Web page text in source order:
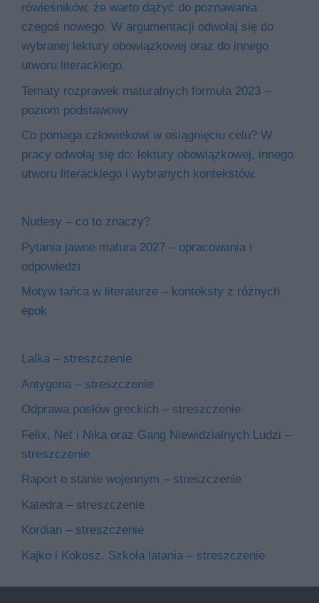
rówieśników, że warto dążyć do poznawania
czegoś nowego. W argumentacji odwołaj się do
wybranej lektury obowiązkowej oraz do innego
utworu literackiego.
Tematy rozprawek maturalnych formuła 2023 –
poziom podstawowy
Co pomaga człowiekowi w osiągnięciu celu? W
pracy odwołaj się do: lektury obowiązkowej, innego
utworu literackiego i wybranych kontekstów.
Nudesy – co to znaczy?
Pytania jawne matura 2027 – opracowania i
odpowiedzi
Motyw tańca w literaturze – konteksty z różnych
epok
Lalka – streszczenie
Antygona – streszczenie
Odprawa posłów greckich – streszczenie
Felix, Net i Nika oraz Gang Niewidzialnych Ludzi –
streszczenie
Raport o stanie wojennym – streszczenie
Katedra – streszczenie
Kordian – streszczenie
Kajko i Kokosz. Szkoła latania – streszczenie